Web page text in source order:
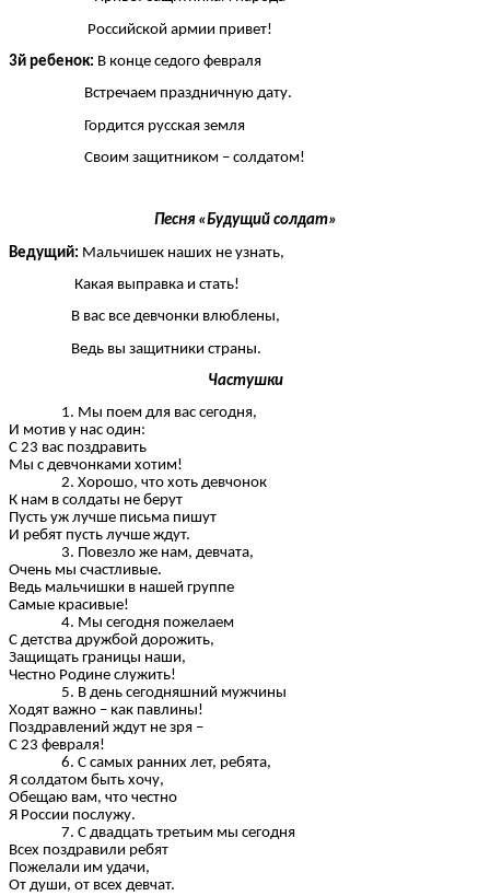
Российской армии привет!
3й ребенок: В конце седого февраля
Встречаем праздничную дату.
Гордится русская земля
Своим защитником – солдатом!
Песня «Будущий солдат»
Ведущий: Мальчишек наших не узнать,
Какая выправка и стать!
В вас все девчонки влюблены,
Ведь вы защитники страны.
Частушки
Мы поем для вас сегодня,
И мотив у нас один:
С 23 вас поздравить
Мы с девчонками хотим!
Хорошо, что хоть девчонок
К нам в солдаты не берут
Пусть уж лучше письма пишут
И ребят пусть лучше ждут.
Повезло же нам, девчата,
Очень мы счастливые.
Ведь мальчишки в нашей группе
Самые красивые!
Мы сегодня пожелаем
С детства дружбой дорожить,
Защищать границы наши,
Честно Родине служить!
В день сегодняшний мужчины
Ходят важно – как павлины!
Поздравлений ждут не зря –
С 23 февраля!
С самых ранних лет, ребята,
Я солдатом быть хочу,
Обещаю вам, что честно
Я России послужу.
С двадцать третьим мы сегодня
Всех поздравили ребят
Пожелали им удачи,
От души, от всех девчат.